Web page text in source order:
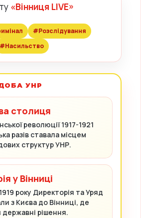
«Вінниця LIVE»
#Розслідування
#Насильство
УНР
столиця
революції 1917-1921
разів ставала місцем
структур УНР.
у Вінниці
року Директорія та Уряд
з Києва до Вінниці, де
рішення.